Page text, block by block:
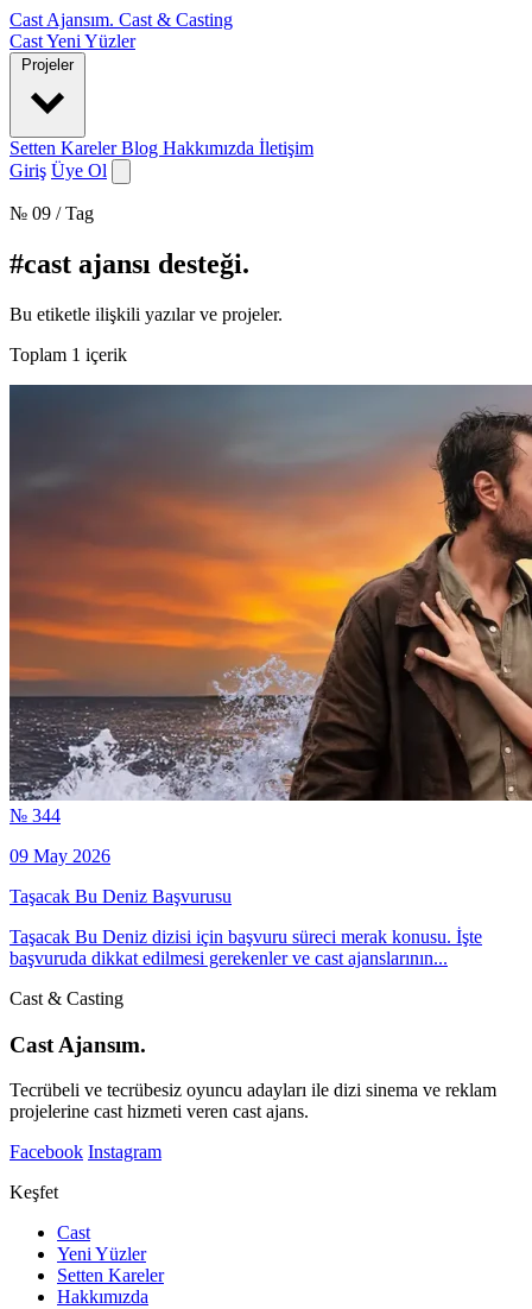
Cast Ajansım. Cast & Casting
CastYeni Yüzler
Projeler
Setten KarelerBlog Hakkımızda İletişim
Giriş Üye Ol
№ 09 / Tag
#cast ajansı desteği.
Bu etiketle ilişkili yazılar ve projeler.
Toplam 1 içerik
№ 344
09 May 2026
Taşacak Bu Deniz Başvurusu
Taşacak Bu Deniz dizisi için başvuru süreci merak konusu. İşte
başvuruda dikkat edilmesi gerekenler ve cast ajanslarının...
Cast & Casting
Cast Ajansım.
Tecrübeli ve tecrübesiz oyuncu adayları ile dizi sinema ve reklam
projelerine cast hizmeti veren cast ajans.
Facebook Instagram
Keşfet
Cast
Yeni Yüzler
Setten Kareler
Hakkımızda